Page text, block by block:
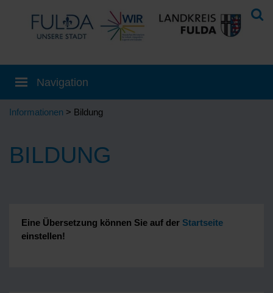
Informationen > Bildung
BILDUNG
Eine Übersetzung können Sie auf der Startseite
einstellen!